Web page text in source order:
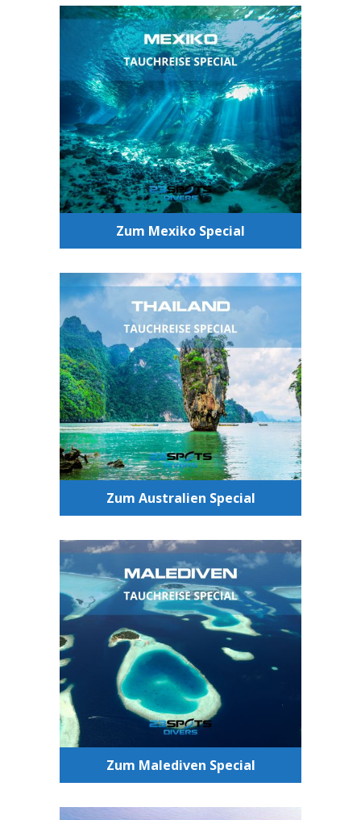
Tauchen Mexiko
Faszinierende Grotten und Höhlen
warten hier auf Dich und beeindrucken
durch ein unglaubliches
Lichterschauspiel.
Zum Mexiko Special
Tauchen Thailand
Von Miniseepferdchen bis zum Walhai
kannst Du hier beim Tauchen alles
sehen
Zum Australien Special
Tauchen Malediven
Luxuriöse Unterkünfte, traumhafte
Strände und einzigartige Tauchplätze
begrüßen Dich auf den Malediven.
Zum Malediven Special